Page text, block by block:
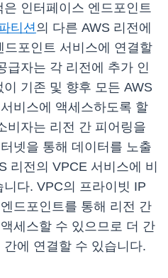
인터페이스 엔드포인트
티션의 다른 AWS 리전에
드포인트 서비스에 연결할
급자는 각 리전에 추가 인
기존 및 향후 모든 AWS
비스에 액세스하도록 할
비자는 리전 간 피어링을
넷을 통해 데이터를 노출
리전의 VPCE 서비스에 비
다. VPC의 프라이빗 IP
드포인트를 통해 리전 간
세스할 수 있으므로 더 간
에 연결할 수 있습니다.